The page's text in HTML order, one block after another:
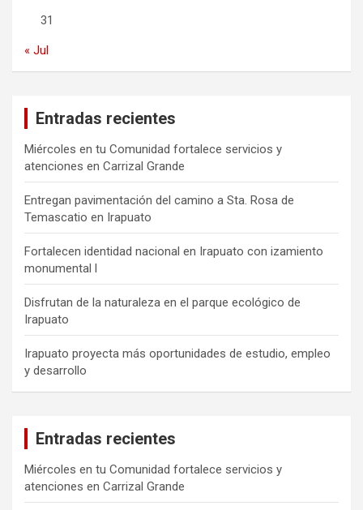
31
« Jul
Entradas recientes
Miércoles en tu Comunidad fortalece servicios y
atenciones en Carrizal Grande
Entregan pavimentación del camino a Sta. Rosa de
Temascatio en Irapuato
Fortalecen identidad nacional en Irapuato con izamiento
monumental l
Disfrutan de la naturaleza en el parque ecológico de
Irapuato
Irapuato proyecta más oportunidades de estudio, empleo
y desarrollo
Entradas recientes
Miércoles en tu Comunidad fortalece servicios y
atenciones en Carrizal Grande